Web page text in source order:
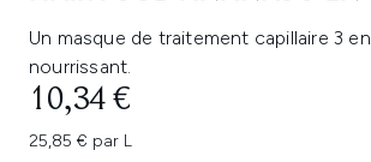
Un masque de traitement capillaire 3
nourrissant.
10,34 €
25,85 € par L